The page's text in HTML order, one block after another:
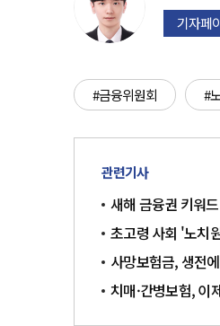
기자페
#금융위원회 #
관련기사
새해 금융권 키워
초고령 사회 '노치
사망보험금, 생전
치매·간병보험,